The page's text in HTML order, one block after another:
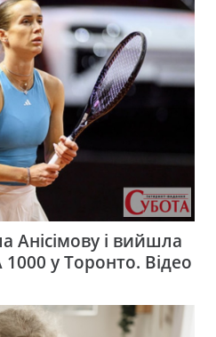
Анісімову і вийшла
у Торонто. Відео